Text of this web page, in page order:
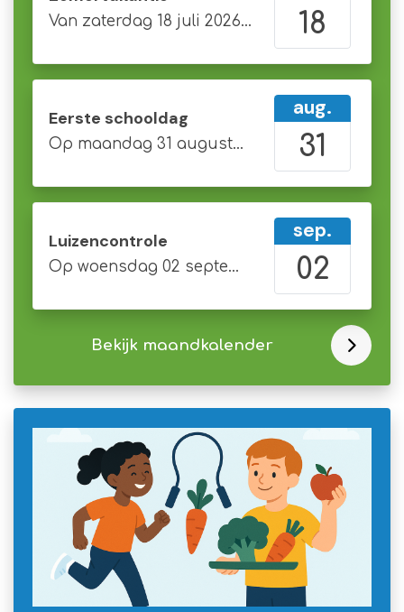
Van zaterdag 18 juli 2026tot en met
18
Eerste schooldag
Op maandag 31 augustus 2026 de gehele
aug.
31
Luizencontrole
Opwoensdag 02 september 2026 de gehele
sep.
02
Bekijk maandkalender